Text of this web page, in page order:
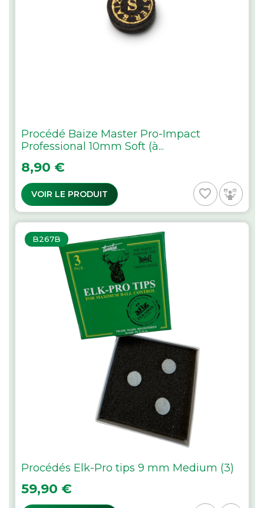
Procédé Baize Master Pro-Impact
Professional 10mm Soft (à...
Prix
8,90 €
VOIR LE PRODUIT favorite_border
B267B
Procédés Elk-Pro tips 9 mm Medium (3)
Prix
59,90 €